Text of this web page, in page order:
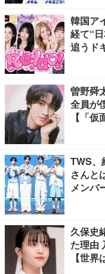
韓国ア
経て“
追うド
曽野舜
全員が
【「
TWS、
さんと
メンバ
久保史
た理由
【世